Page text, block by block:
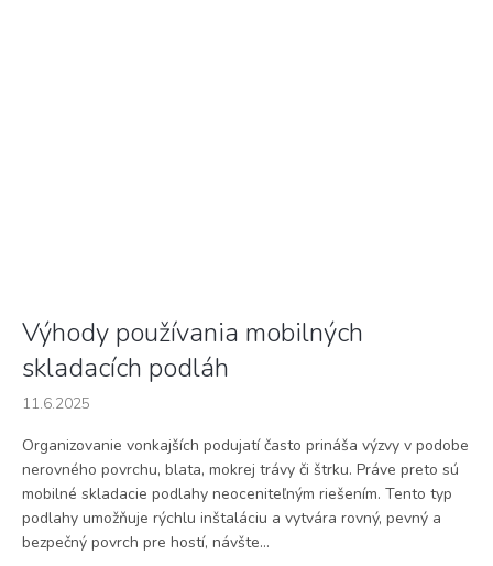
Výhody používania mobilných
skladacích podláh
11.6.2025
Organizovanie vonkajších podujatí často prináša výzvy v podobe
nerovného povrchu, blata, mokrej trávy či štrku. Práve preto sú
mobilné skladacie podlahy neoceniteľným riešením. Tento typ
podlahy umožňuje rýchlu inštaláciu a vytvára rovný, pevný a
bezpečný povrch pre hostí, návšte...